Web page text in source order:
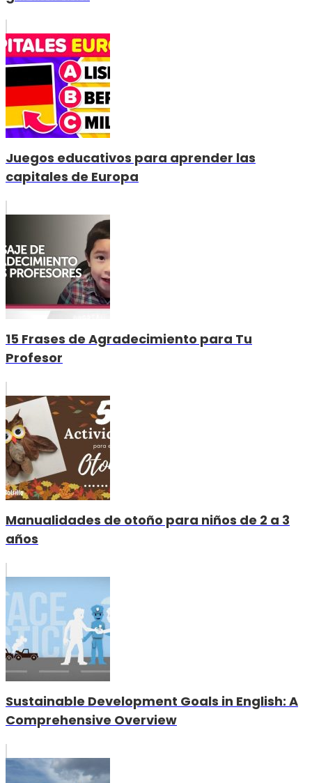
Juegos educativos para aprender las
capitales de Europa
15 Frases de Agradecimiento para Tu
Profesor
Manualidades de otoño para niños de 2 a 3
años
Sustainable Development Goals in English: A
Comprehensive Overview